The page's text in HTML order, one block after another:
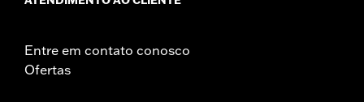
Entre em contato conosco
Ofertas